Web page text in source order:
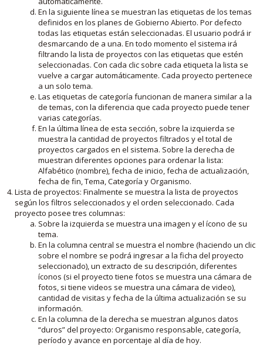
En la siguiente línea se muestran las etiquetas de los temas
definidos en los planes de Gobierno Abierto. Por defecto
todas las etiquetas están seleccionadas. El usuario podrá ir
desmarcando de a una. En todo momento el sistema irá
filtrando la lista de proyectos con las etiquetas que estén
seleccionadas. Con cada clic sobre cada etiqueta la lista se
vuelve a cargar automáticamente. Cada proyecto pertenece
a un solo tema.
Las etiquetas de categoría funcionan de manera similar a la
de temas, con la diferencia que cada proyecto puede tener
varias categorías.
En la última línea de esta sección, sobre la izquierda se
muestra la cantidad de proyectos filtrados y el total de
proyectos cargados en el sistema. Sobre la derecha de
muestran diferentes opciones para ordenar la lista:
Alfabético (nombre), fecha de inicio, fecha de actualización,
fecha de fin, Tema, Categoría y Organismo.
Lista de proyectos: Finalmente se muestra la lista de proyectos
según los filtros seleccionados y el orden seleccionado. Cada
proyecto posee tres columnas:
Sobre la izquierda se muestra una imagen y el ícono de su
tema.
En la columna central se muestra el nombre (haciendo un clic
sobre el nombre se podrá ingresar a la ficha del proyecto
seleccionado), un extracto de su descripción, diferentes
íconos (si el proyecto tiene fotos se muestra una cámara de
fotos, si tiene videos se muestra una cámara de video),
cantidad de visitas y fecha de la última actualización se su
información.
En la columna de la derecha se muestran algunos datos
“duros” del proyecto: Organismo responsable, categoría,
período y avance en porcentaje al día de hoy.